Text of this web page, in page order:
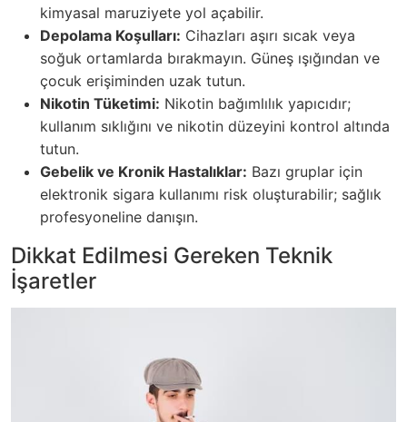
kimyasal maruziyete yol açabilir.
Depolama Koşulları: Cihazları aşırı sıcak veya
soğuk ortamlarda bırakmayın. Güneş ışığından ve
çocuk erişiminden uzak tutun.
Nikotin Tüketimi: Nikotin bağımlılık yapıcıdır;
kullanım sıklığını ve nikotin düzeyini kontrol altında
tutun.
Gebelik ve Kronik Hastalıklar: Bazı gruplar için
elektronik sigara kullanımı risk oluşturabilir; sağlık
profesyoneline danışın.
Dikkat Edilmesi Gereken Teknik
İşaretler